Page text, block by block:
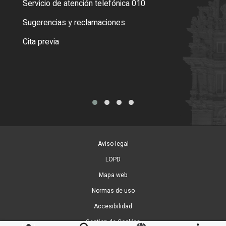
Servicio de atención telefónica 010
Sugerencias y reclamaciones
Cita previa
Aviso legal
LOPD
Mapa web
Normas de uso
Accesibilidad
Gestion de Cookies